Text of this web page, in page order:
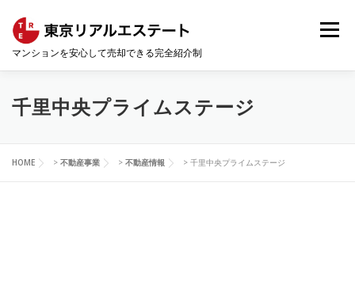
ツ
マンションを安心して売却できる完全紹介制
メニュー
HOME 会社概要 コンサルティング事業
不動産事業 マンションの売却・査定相場
千里中央プライムステージ
HOME > 不動産事業 > 不動産情報 > 千里中央プライムステージ